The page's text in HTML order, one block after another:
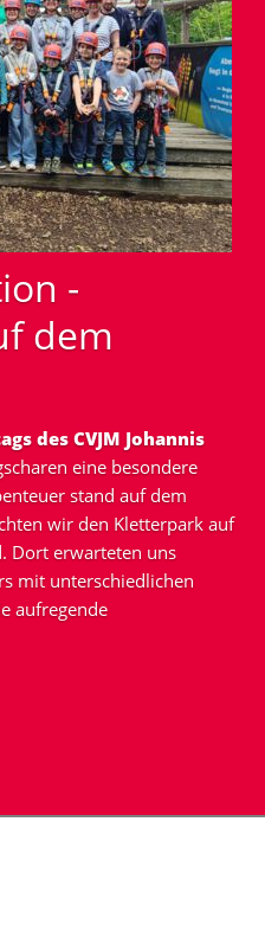
-
dem
des CVJM Johannis
eine besondere
stand auf dem
wir den Kletterpark auf
Dort erwarteten uns
mit unterschiedlichen
aufregende